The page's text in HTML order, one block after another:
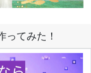
年生が開発したアプ
をクリックして、ご